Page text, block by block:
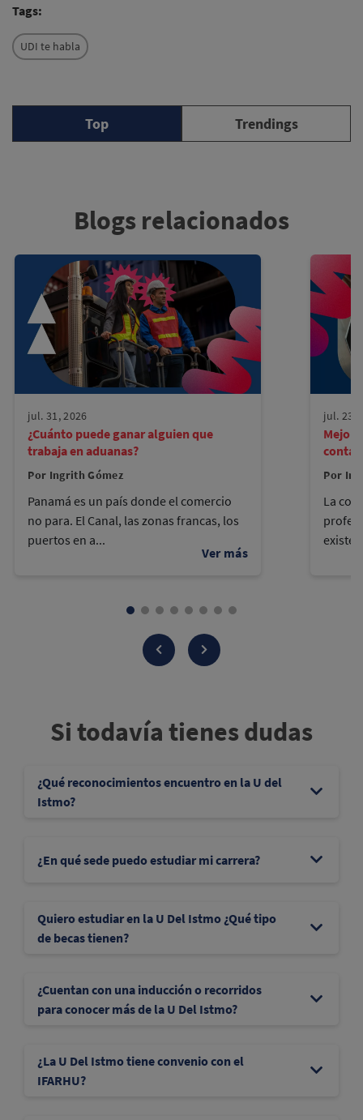
Tags:
UDI te habla
Top Trendings
Blogs relacionados
jul. 31, 2026
¿Cuánto puede ganar alguien que
trabaja en aduanas?
Por Ingrith Gómez
Panamá es un país donde el comercio
no para. El Canal, las zonas francas, los
puertos en a...
jul. 23,
Por
La
Si todavía tienes dudas
¿Qué reconocimientos encuentro en la U del
Istmo?
¿En qué sede puedo estudiar mi carrera?
Quiero estudiar en la U Del Istmo ¿Qué tipo
de becas tienen?
¿Cuentan con una inducción o recorridos
para conocer más de la U Del Istmo?
¿La U Del Istmo tiene convenio con el
IFARHU?